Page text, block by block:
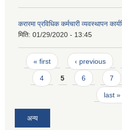
करारमा प्रविधिक कर्मचारी व्यवस्थापन
मिति: 01/29/2020 - 13:45
Pages
« first ‹ previous
4 5 6 7
last »
अन्य